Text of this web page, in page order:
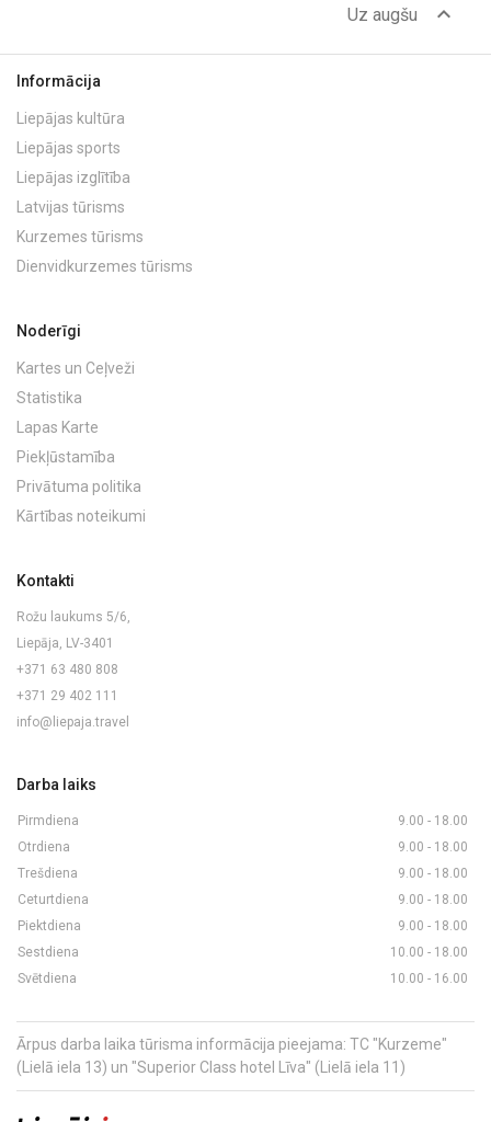
Uz augšu expand_less
Informācija
Liepājas kultūra
Liepājas sports
Liepājas izglītība
Latvijas tūrisms
Kurzemes tūrisms
Dienvidkurzemes tūrisms
Noderīgi
Kartes un Ceļveži
Statistika
Lapas Karte
Piekļūstamība
Privātuma politika
Kārtības noteikumi
Kontakti
Rožu laukums 5/6,
Liepāja, LV-3401
+371 63 480 808
+371 29 402 111
info@liepaja.travel
Darba laiks
Pirmdiena
9.00 - 18.00
Otrdiena
9.00 - 18.00
Trešdiena
9.00 - 18.00
Ceturtdiena
9.00 - 18.00
Piektdiena
9.00 - 18.00
Sestdiena
10.00 - 18.00
Svētdiena
10.00 - 16.00
Ārpus darba laika tūrisma informācija pieejama: TC "Kurzeme"
(Lielā iela 13) un "Superior Class hotel Līva" (Lielā iela 11)